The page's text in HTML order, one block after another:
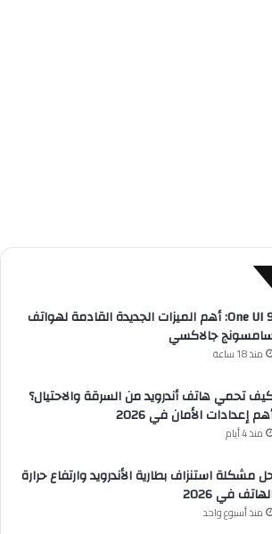
One UI 9: أهم الميزات الجديدة القادمة لهواتف
جالاكسي
منذ 18 ساعة
تحمي هاتف أندرويد من السرقة والاحتيال؟
إعدادات الأمان في 2026
منذ 4 أيام
مشكلة استنزاف بطارية الأندرويد وارتفاع حرارة
في 2026
منذ أسبوع واحد